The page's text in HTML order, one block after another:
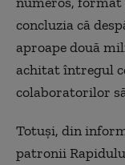
concluzia că
aproape două
achitat întregul
colaboratorilor
Totuși, din
patronii